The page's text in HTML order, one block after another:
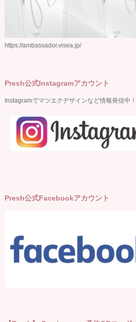
https://ambassador.visea.jp/
Presh公式Instagramアカウント
Instagramでマツエクデザインなど情報発信中！
Presh公式Facebookアカウント